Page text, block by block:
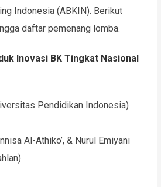
Indonesia (ABKIN). Berikut
daftar pemenang lomba.
Inovasi BK Tingkat Nasional
Pendidikan Indonesia)
Al-Athiko’, & Nurul Emiyani